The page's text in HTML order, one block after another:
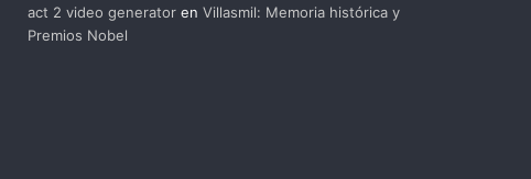
act 2 video generatoren Villasmil: Memoria histórica y
Premios Nobel